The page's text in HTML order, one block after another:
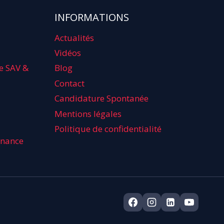
SAV &
INFORMATIONS
Actualités
Vidéos
Blog
Contact
Candidature Spontanée
Mentions légales
Politique de confidentialité